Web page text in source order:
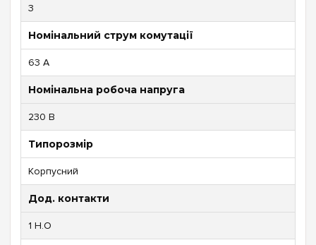
3
Номінальний струм комутації
63 А
Номінальна робоча напруга
230 В
Типорозмір
Корпусний
Дод. контакти
1 Н.О